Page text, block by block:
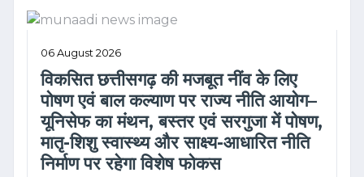
06 August 2026
विकसित छत्तीसगढ़ की मजबूत नींव के लिए
पोषण एवं बाल कल्याण पर राज्य नीति आयोग–
यूनिसेफ का मंथन, बस्तर एवं सरगुजा में पोषण,
मातृ-शिशु स्वास्थ्य और साक्ष्य-आधारित नीति
निर्माण पर रहेगा विशेष फोकस